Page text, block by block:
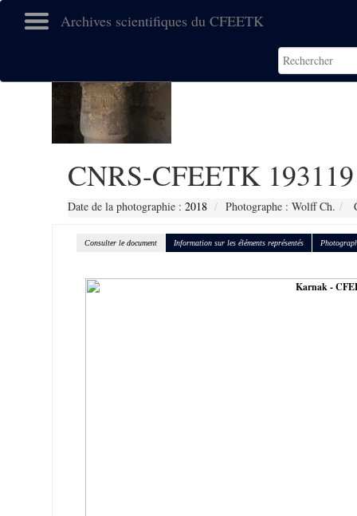
Archives scientifiques du CFEETK
CNRS-CFEETK 193119
Date de la photographie : 2018 Photographe : Wolff Ch.
Consulter le document Information sur les éléments représentés